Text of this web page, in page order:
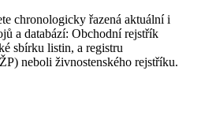
chronologicky řazená aktuální i
a databází: Obchodní rejstřík
sbírku listin, a registru
neboli živnostenského rejstříku.